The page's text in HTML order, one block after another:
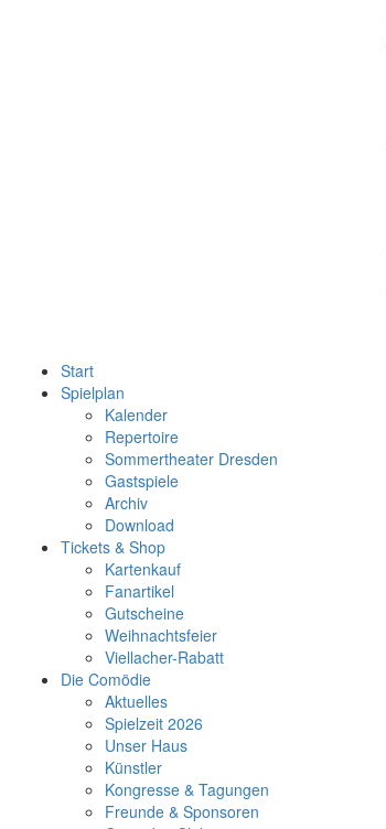
Start
Spielplan
Kalender
Repertoire
Sommertheater Dresden
Gastspiele
Archiv
Download
Tickets & Shop
Kartenkauf
Fanartikel
Gutscheine
Weihnachtsfeier
Viellacher-Rabatt
Die Comödie
Aktuelles
Spielzeit 2026
Unser Haus
Künstler
Kongresse & Tagungen
Freunde & Sponsoren